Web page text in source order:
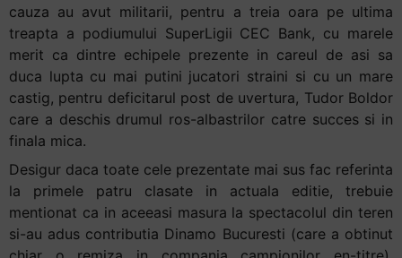
cauza au avut militarii, pentru a treia oara pe ultima
treapta a podiumului SuperLigii CEC Bank, cu marele
merit ca dintre echipele prezente in careul de asi sa
duca lupta cu mai putini jucatori straini si cu un mare
castig, pentru deficitarul post de uvertura, Tudor Boldor
care a deschis drumul ros-albastrilor catre succes si in
finala mica.
Desigur daca toate cele prezentate mai sus fac referinta
la primele patru clasate in actuala editie, trebuie
mentionat ca in aceeasi masura la spectacolul din teren
si-au adus contributia Dinamo Bucuresti (care a obtinut